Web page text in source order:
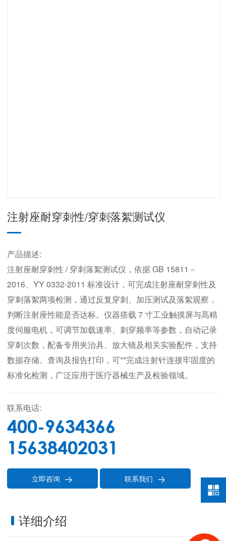
注射座耐穿刺性/穿刺落絮测试仪
产品描述:
注射座耐穿刺性 / 穿刺落絮测试仪，依据 GB 15811－
2016、YY 0332-2011 标准设计，可完成注射座耐穿刺性及
穿刺落絮两项检测，通过反复穿刺、加压测试及落絮观察，
判断注射座性能是否达标。仪器搭载 7 寸工业触摸屏与高精
度伺服电机，可调节加载速率、刺穿频率等参数，自动记录
穿刺次数，配备专用夹治具、放大镜及相关实验配件，支持
数据存储、查询及报告打印，可**完成注射针连接牢固度的
标准化检测，广泛应用于医疗器械生产及检验领域。
联系电话:
400-9634366
15638402031
立即咨询  联系我们 
详细介绍